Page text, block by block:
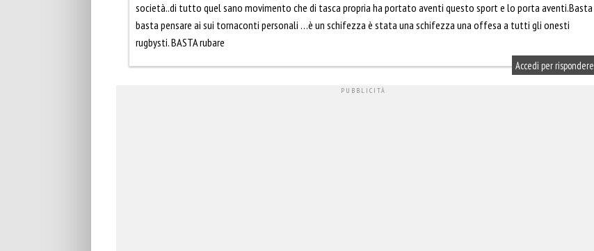
società..di tutto quel sano movimento che di tasca propria ha portato aventi questo sport e lo porta aventi.Basta
basta pensare ai sui tornaconti personali …è un schifezza è stata una schifezza una offesa a tutti gli onesti
rugbysti. BASTA rubare
Accedi per rispondere